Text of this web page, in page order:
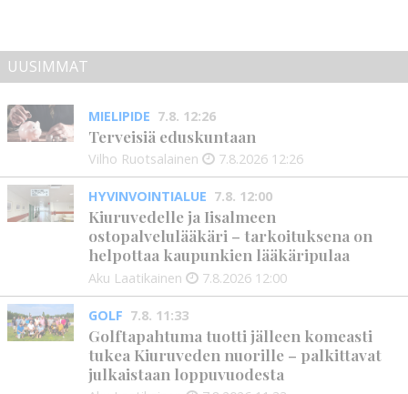
UUSIMMAT
MIELIPIDE 7.8. 12:26
Terveisiä eduskuntaan
Vilho Ruotsalainen 7.8.2026 12:26
HYVINVOINTIALUE 7.8. 12:00
Kiuruvedelle ja Iisalmeen
ostopalvelulääkäri – tarkoituksena on
helpottaa kaupunkien lääkäripulaa
Aku Laatikainen 7.8.2026 12:00
GOLF 7.8. 11:33
Golftapahtuma tuotti jälleen komeasti
tukea Kiuruveden nuorille – palkittavat
julkaistaan loppuvuodesta